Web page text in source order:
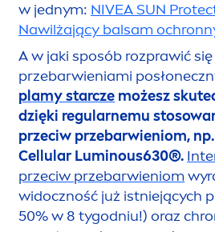
w jednym: NIVEASUN
Nawilżający balsam
A w jaki sposób rozprawić
przebarwieniami
plamy starcze możesz
dzięki regularnemu
przeciw przebarwieniom, np.
Cellular Luminous630®.
przeciw przebarwieniom
widoczność już istniejących
50% w 8 tygodniu!) oraz